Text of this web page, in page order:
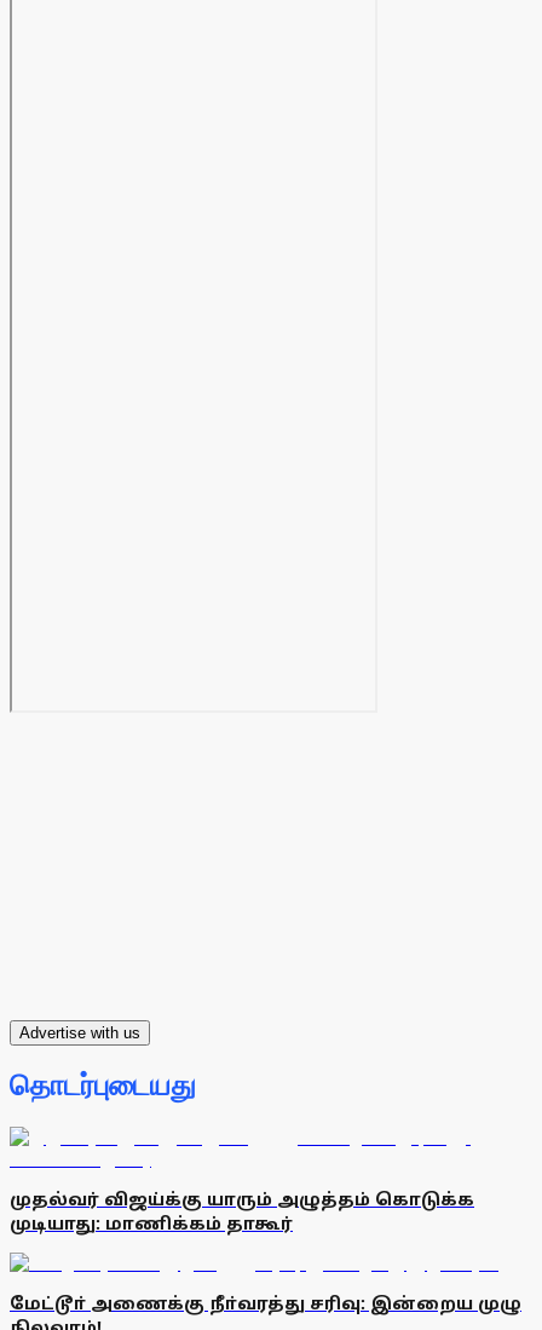
Advertise with us
தொடர்புடையது
முதல்வர் விஜய்க்கு யாரும் அழுத்தம் கொடுக்க
முடியாது: மாணிக்கம் தாகூர்
மேட்டூா் அணைக்கு நீா்வரத்து சரிவு: இன்றைய முழு